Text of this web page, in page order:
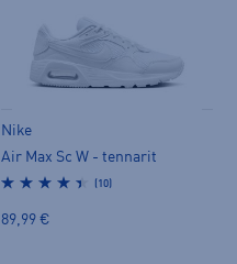
Nike
Air Max Sc W - tennarit
(10)
89,99 €